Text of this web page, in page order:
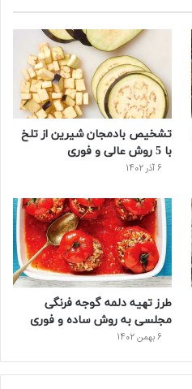
ت
ی
س
ت
ی
و
ب
پ
ر
س
تشخیص بادمجان شیرین از تلخ
با 5 روش عالی و فوری
6 آذر 1402
طرز تهیه دلمه گوجه فرنگی
مجلسی به روش ساده و فوری
6 بهمن 1402